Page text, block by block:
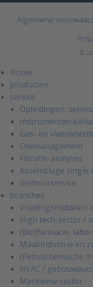
Algemene
©
Home
producten
service
Opleidingen,
Instrumenten
Gas- en
Oliemanagement
Filtratie-analyses
Assemblage
Verhuurservice
branches
Voedingsmiddelen
High tech-sector /
(Bio)farmacie,
Maakindustrie en
(Petro)chemische
HVAC /
Maritieme sector